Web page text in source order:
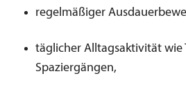
regelmäßiger
täglicher Alltagsaktivität wie
Spaziergängen,